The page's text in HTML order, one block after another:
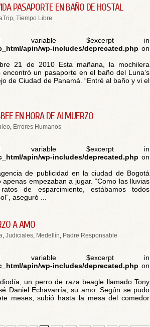
PASAPORTE EN BAÑO DE HOSTAL
, Tiempo Libre
variable $excerpt in
apin/wp-includes/deprecated.php on
21 de 2010 Esta mañana, la mochilera
un pasaporte en el baño del Luna’s
de Ciudad de Panamá. “Entré al baño y vi el
EN HORA DE ALMUERZO
, Errores Humanos
variable $excerpt in
apin/wp-includes/deprecated.php on
de publicidad en la ciudad de Bogotá
empezaban a jugar. “Como las lluvias
de esparcimiento, estábamos todos
aseguró ...
A AMO
, Judiciales, Medellín, Padre Responsable
variable $excerpt in
apin/wp-includes/deprecated.php on
un perro de raza beagle llamado Tony
Daniel Echavarría, su amo. Según se pudo
meses, subió hasta la mesa del comedor